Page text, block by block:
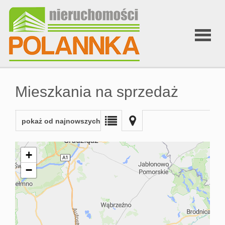
Strona
Zgłoś
ofertę
Mieszkania na sprzedaż
pokaż od najnowszych
+
−